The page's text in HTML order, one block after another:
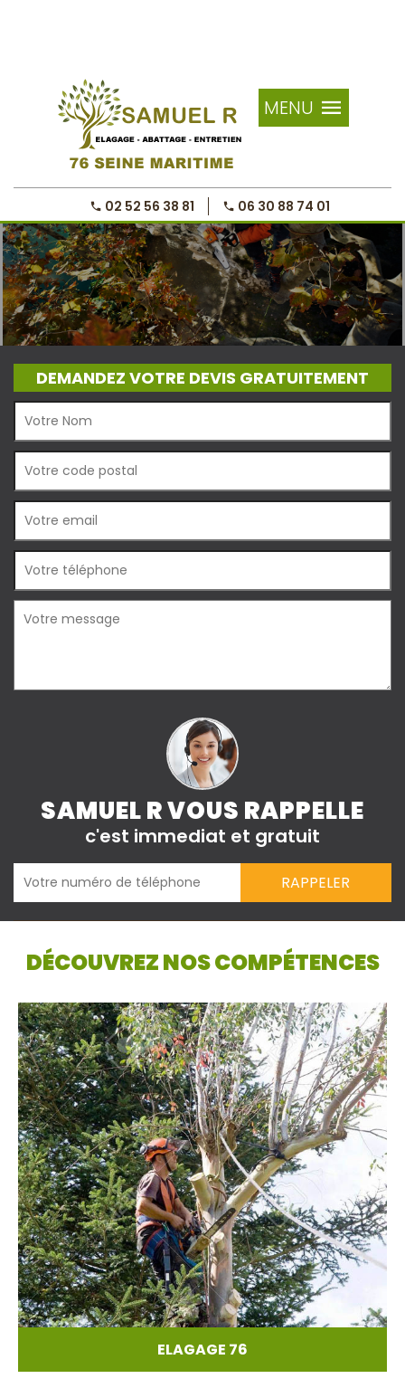
MENU
02 52 56 38 81 06 30 88 74 01
DEMANDEZ VOTRE DEVIS GRATUITEMENT
SAMUEL R VOUS RAPPELLE
c'est immediat et gratuit
DÉCOUVREZ NOS COMPÉTENCES
ELAGAGE 76